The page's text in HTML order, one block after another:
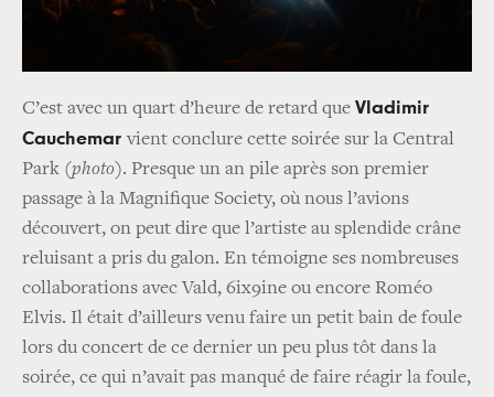
C’est avec un quart d’heure de retard que Vladimir
Cauchemarvient conclure cette soirée sur la Central
Park (photo). Presque un an pile après son premier
passage à la Magnifique Society, où nous l’avions
découvert, on peut dire que l’artiste au splendide crâne
reluisant a pris du galon. En témoigne ses nombreuses
collaborations avec Vald, 6ix9ine ou encore Roméo
Elvis. Il était d’ailleurs venu faire un petit bain de foule
lors du concert de ce dernier un peu plus tôt dans la
soirée, ce qui n’avait pas manqué de faire réagir la foule,